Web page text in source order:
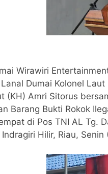
Wirawiri
Dumai Kolonel
(KH) Amri Sitorus
Barang Bukti Rokok
di Pos TNI AL Tg.
Hilir, Riau, Senin